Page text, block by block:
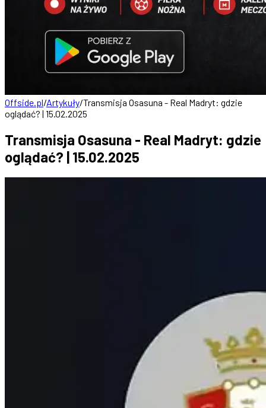
Offside.pl/Artykuły/Transmisja Osasuna - Real Madryt: gdzie
oglądać? | 15.02.2025
Transmisja Osasuna - Real Madryt: gdzie
oglądać? | 15.02.2025